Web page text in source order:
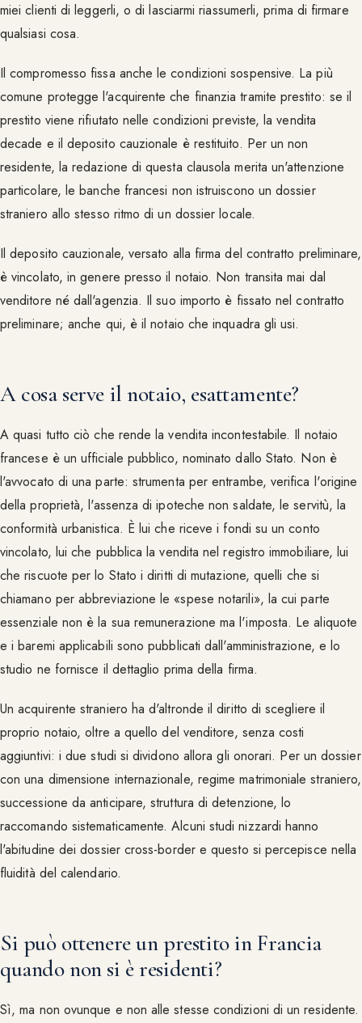
miei clienti di leggerli, o di lasciarmi riassumerli, prima di firmare
qualsiasi cosa.
Il compromesso fissa anche le condizioni sospensive. La più
comune protegge l'acquirente che finanzia tramite prestito: se il
prestito viene rifiutato nelle condizioni previste, la vendita
decade e il deposito cauzionale è restituito. Per un non
residente, la redazione di questa clausola merita un'attenzione
particolare, le banche francesi non istruiscono un dossier
straniero allo stesso ritmo di un dossier locale.
Il deposito cauzionale, versato alla firma del contratto preliminare,
è vincolato, in genere presso il notaio. Non transita mai dal
venditore né dall'agenzia. Il suo importo è fissato nel contratto
preliminare; anche qui, è il notaio che inquadra gli usi.
A cosa serve il notaio, esattamente?
A quasi tutto ciò che rende la vendita incontestabile. Il notaio
francese è un ufficiale pubblico, nominato dallo Stato. Non è
l'avvocato di una parte: strumenta per entrambe, verifica l'origine
della proprietà, l'assenza di ipoteche non saldate, le servitù, la
conformità urbanistica. È lui che riceve i fondi su un conto
vincolato, lui che pubblica la vendita nel registro immobiliare, lui
che riscuote per lo Stato i diritti di mutazione, quelli che si
chiamano per abbreviazione le «spese notarili», la cui parte
essenziale non è la sua remunerazione ma l'imposta. Le aliquote
e i baremi applicabili sono pubblicati dall'amministrazione, e lo
studio ne fornisce il dettaglio prima della firma.
Un acquirente straniero ha d'altronde il diritto di scegliere il
proprio notaio, oltre a quello del venditore, senza costi
aggiuntivi: i due studi si dividono allora gli onorari. Per un dossier
con una dimensione internazionale, regime matrimoniale straniero,
successione da anticipare, struttura di detenzione, lo
raccomando sistematicamente. Alcuni studi nizzardi hanno
l'abitudine dei dossier cross-border e questo si percepisce nella
fluidità del calendario.
Si può ottenere un prestito in Francia
quando non si è residenti?
Sì, ma non ovunque e non alle stesse condizioni di un residente.